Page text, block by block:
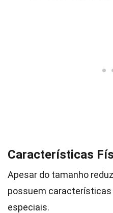
Características
Apesar do tamanho
possuem
especiais.